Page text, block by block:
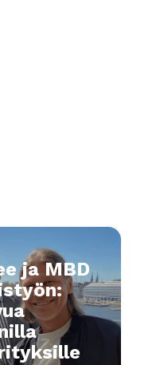
ja MBD